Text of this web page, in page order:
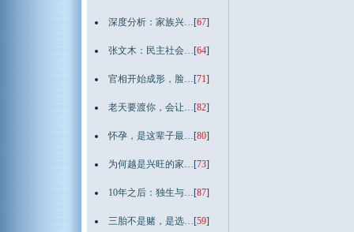
深度分析：家族兴…[67]
张文木：民主社会…[64]
官相开始成形，脸…[71]
老天要渡你，会让…[82]
怀孕，是这辈子最…[80]
为何越是兴旺的家…[73]
10年之后：独生与…[87]
三胎不是赌，是选…[59]